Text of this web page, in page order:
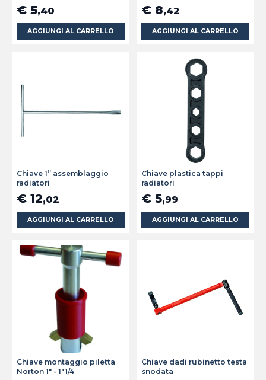
€ 5,40
AGGIUNGI AL CARRELLO
€ 8,42
AGGIUNGI AL CARRELLO
Chiave 1” assemblaggio
radiatori
€ 12,02
AGGIUNGI AL CARRELLO
Chiave plastica tappi
radiatori
€ 5,99
AGGIUNGI AL CARRELLO
Chiave montaggio piletta
Norton 1" - 1"1/4
Chiave dadi rubinetto testa
snodata